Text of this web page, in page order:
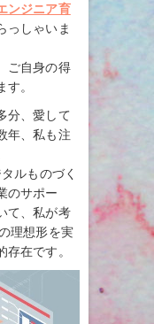
ンジニア育
っしゃいま
ご自身の得
。
分、愛して
年、私も注
ルものづく
のサポー
て、私が考
理想形を実
在です。